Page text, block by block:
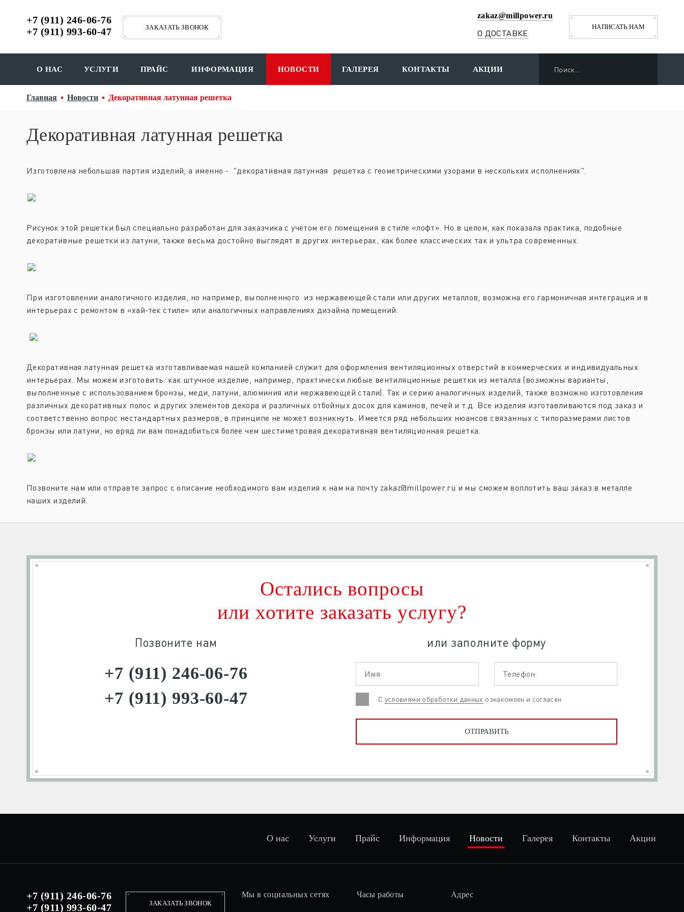
+7 (911) 246-06-76
+7 (911) 993-60-47
ЗАКАЗАТЬ ЗВОНОК
zakaz@millpower.ru
О ДОСТАВКЕ
НАПИСАТЬ НАМ
О НАС УСЛУГИ ПРАЙС ИНФОРМАЦИЯ НОВОСТИ ГАЛЕРЕЯ КОНТАКТЫ АКЦИИ
Главная Новости Декоративная латунная решетка
Декоративная латунная решетка
Изготовлена небольшая партия изделий, а именно - "декоративная латунная решетка с геометрическими узорами в нескольких исполнениях".
Рисунок этой решетки был специально разработан для заказчика с учетом его помещения в стиле «лофт». Но в целом, как показала практика, подобные
декоративные решетки из латуни, также весьма достойно выглядят в других интерьерах, как более классических так и ультра современных.
При изготовлении аналогичного изделия, но например, выполненного из нержавеющей стали или других металлов, возможна его гармоничная интеграция и в
интерьерах с ремонтом в «хай-тек стиле» или аналогичных направлениях дизайна помещений.
Декоративная латунная решетка изготавливаемая нашей компанией служит для оформления вентиляционных отверстий в коммерческих и индивидуальных
интерьерах. Мы можем изготовить: как штучное изделие, например, практически любые вентиляционные решетки из металла (возможны варианты,
выполненные с использованием бронзы, меди, латуни, алюминия или нержавеющей стали). Так и серию аналогичных изделий, также возможно изготовления
различных декоративных полос и других элементов декора и различных отбойных досок для каминов, печей и т.д. Все изделия изготавливаются под заказ и
соответственно вопрос нестандартных размеров, в принципе не может возникнуть. Имеется ряд небольших нюансов связанных с типоразмерами листов
бронзы или латуни, но вряд ли вам понадобиться более чем шестиметровая декоративная вентиляционная решетка.
Позвоните нам или отправте запрос с описание необходимого вам изделия к нам на почту zakaz@millpower.ru и мы сможем воплотить ваш заказ в металле
наших изделий.
Остались вопросы
или хотите заказать услугу?
Позвоните нам
+7 (911) 246-06-76
+7 (911) 993-60-47
или заполните форму
С условиями обработки данных ознакомлен и согласен
О нас Услуги Прайс Информация Новости Галерея Контакты Акции
+7 (911) 246-06-76
+7 (911) 993-60-47
ЗАКАЗАТЬ ЗВОНОК
Мы в социальных сетях Часы работы Адрес